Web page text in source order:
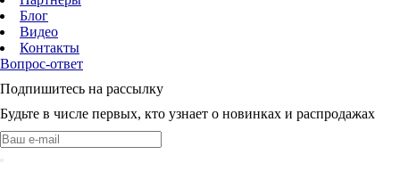
Блог
Видео
Контакты
Вопрос-ответ
Подпишитесь на рассылку
Будьте в числе первых, кто узнает о новинках и распродажах